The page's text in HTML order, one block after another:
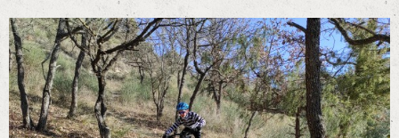
Compétitions
Vie du club
Natur'Bike Pierrevert